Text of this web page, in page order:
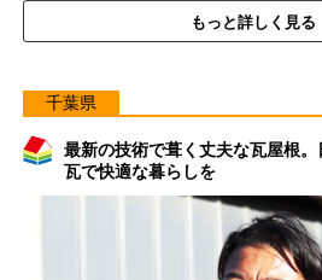
もっと詳しく見る
千葉県
最新の技術で葺く丈夫な瓦屋根
瓦で快適な暮らしを